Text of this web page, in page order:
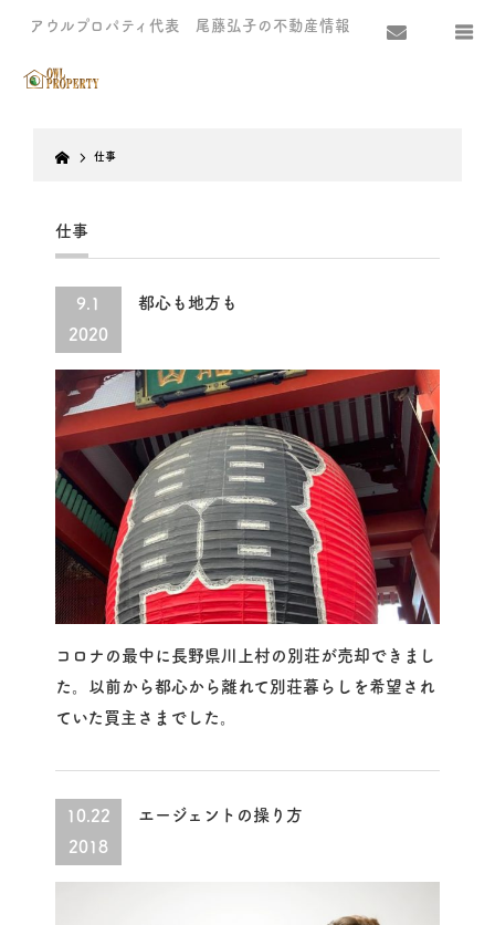
アウルプロパティ代表 尾藤弘子の不動産情報
Home仕事
仕事
9.1
2020
都心も地方も
コロナの最中に長野県川上村の別荘が売却できまし
た。以前から都心から離れて別荘暮らしを希望され
ていた買主さまでした。
10.22
2018
エージェントの操り方